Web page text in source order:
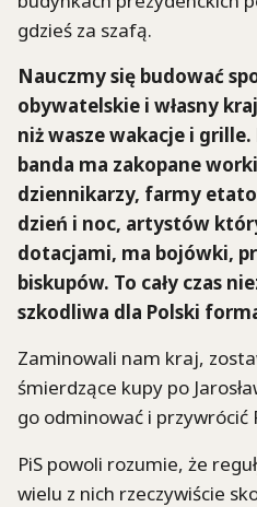
gdzieś za szafą.
Nauczmy się budować
obywatelskie i własny
niż wasze wakacje i grille.
banda ma zakopane
dziennikarzy, farmy
dzień i noc, artystów
dotacjami, ma bojówki,
biskupów. To cały czas
szkodliwa dla Polski
Zaminowali nam kraj,
śmierdzące kupy po
go odminować i przywrócić
PiS powoli rozumie, że
wielu z nich rzeczywiście